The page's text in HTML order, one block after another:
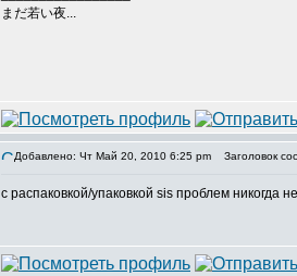
まだ若い夜...
Добавлено: Чт Май 20, 2010 6:25 pm Заголовок
с распаковкой/упаковкой sis проблем никогда